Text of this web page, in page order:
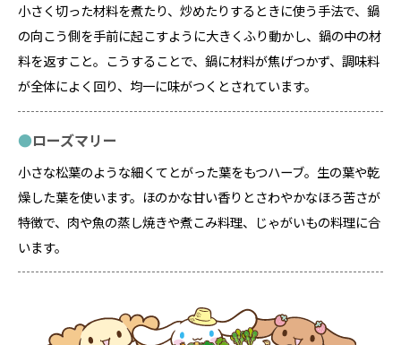
小さく切った材料を煮たり、炒めたりするときに使う手法で、鍋
の向こう側を手前に起こすように大きくふり動かし、鍋の中の材
料を返すこと。こうすることで、鍋に材料が焦げつかず、調味料
が全体によく回り、均一に味がつくとされています。
ローズマリー
小さな松葉のような細くてとがった葉をもつハーブ。生の葉や乾
燥した葉を使います。ほのかな甘い香りとさわやかなほろ苦さが
特徴で、肉や魚の蒸し焼きや煮こみ料理、じゃがいもの料理に合
います。